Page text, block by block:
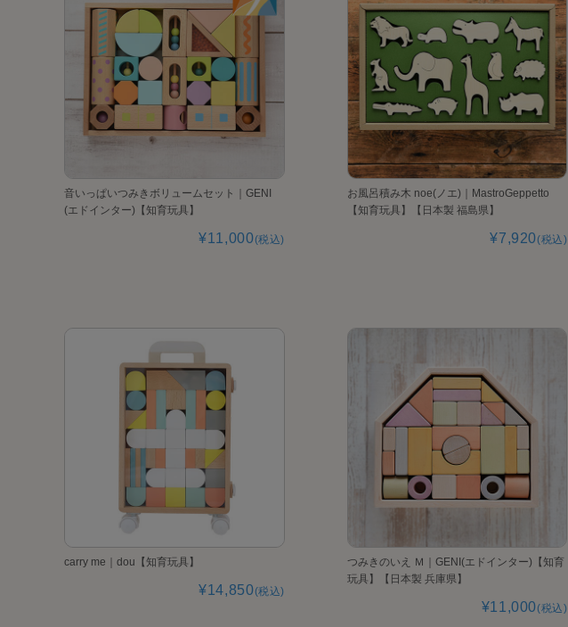
音いっぱいつみきボリュームセット｜GENI
(エドインター)【知育玩具】
¥11,000(税込)
お風呂積み木 noe(ノエ)｜MastroGeppetto
【知育玩具】【日本製 福島県】
¥7,920(税込)
carry me｜dou【知育玩具】
¥14,850(税込)
つみきのいえ Ｍ｜GENI(エドインター)【知育
玩具】【日本製 兵庫県】
¥11,000(税込)